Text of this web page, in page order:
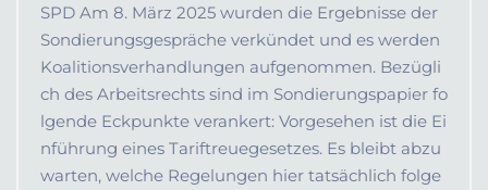
SPD Am 8. März 2025 wurden die Ergebnisse der
Sondierungsgespräche verkündet und es werden
Koalitionsverhandlungen aufgenommen. Bezügli
ch des Arbeitsrechts sind im Sondierungspapier fo
lgende Eckpunkte verankert: Vorgesehen ist die Ei
nführung eines Tariftreuegesetzes. Es bleibt abzu
warten, welche Regelungen hier tatsächlich folge